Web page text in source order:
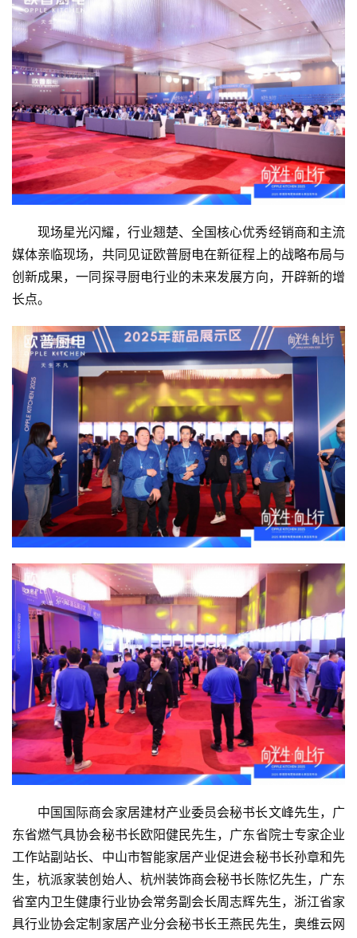
现场星光闪耀，行业翘楚、全国核心优秀经销商和主流
媒体亲临现场，共同见证欧普厨电在新征程上的战略布局与
创新成果，一同探寻厨电行业的未来发展方向，开辟新的增
长点。
中国国际商会家居建材产业委员会秘书长文峰先生，广
东省燃气具协会秘书长欧阳健民先生，广东省院士专家企业
工作站副站长、中山市智能家居产业促进会秘书长孙章和先
生，杭派家装创始人、杭州装饰商会秘书长陈忆先生，广东
省室内卫生健康行业协会常务副会长周志辉先生，浙江省家
具行业协会定制家居产业分会秘书长王燕民先生，奥维云网